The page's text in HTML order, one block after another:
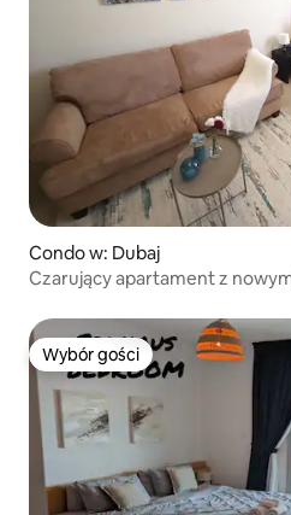
Condo w: Dubaj
Czarujący apartament z
Wybór gości
Wybór gości